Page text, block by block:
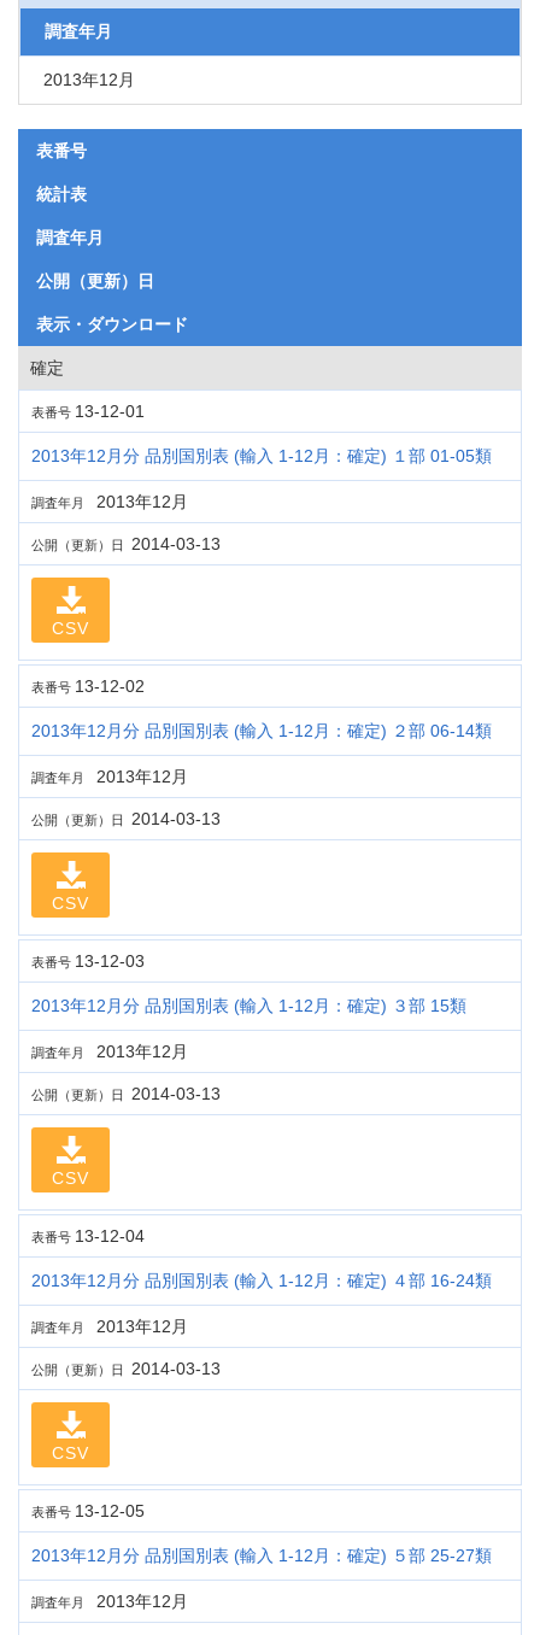
調査年月
2013年12月
表番号
統計表
調査年月
公開（更新）日
表示・ダウンロード
確定
表番号 13-12-01
2013年12月分 品別国別表 (輸入 1-12月：確定) １部 01-05類
調査年月 2013年12月
公開（更新）日 2014-03-13
CSV
表番号 13-12-02
2013年12月分 品別国別表 (輸入 1-12月：確定) ２部 06-14類
調査年月 2013年12月
公開（更新）日 2014-03-13
CSV
表番号 13-12-03
2013年12月分 品別国別表 (輸入 1-12月：確定) ３部 15類
調査年月 2013年12月
公開（更新）日 2014-03-13
CSV
表番号 13-12-04
2013年12月分 品別国別表 (輸入 1-12月：確定) ４部 16-24類
調査年月 2013年12月
公開（更新）日 2014-03-13
CSV
表番号 13-12-05
2013年12月分 品別国別表 (輸入 1-12月：確定) ５部 25-27類
調査年月 2013年12月